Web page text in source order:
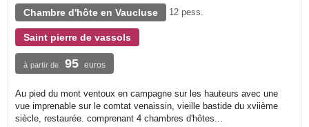
Chambre d'hôte en Vaucluse 12 pess.
Saint pierre de vassols
à partir de 95 euros
Au pied du mont ventoux en campagne sur les hauteurs avec une
vue imprenable sur le comtat venaissin, vieille bastide du xviième
siècle, restaurée. comprenant 4 chambres d'hôtes...